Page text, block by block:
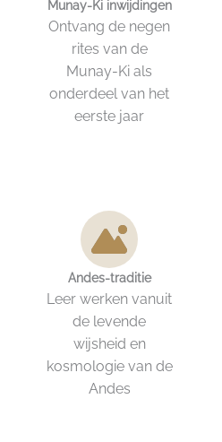
Munay-Ki inwijdingen
Ontvang de negen
rites van de
Munay-Ki als
onderdeel van het
eerste jaar
Andes-traditie
Leer werken vanuit
de levende
wijsheid en
kosmologie van de
Andes